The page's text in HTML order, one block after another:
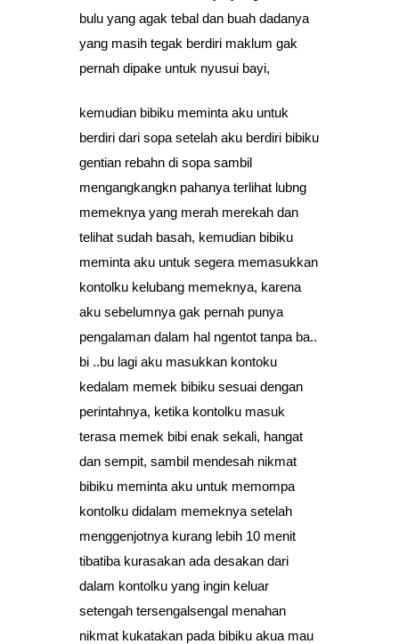
bulu yang agak tebal dan buah dadanya
yang masih tegak berdiri maklum gak
pernah dipake untuk nyusui bayi,
kemudian bibiku meminta aku untuk
berdiri dari sopa setelah aku berdiri bibiku
gentian rebahn di sopa sambil
mengangkangkn pahanya terlihat lubng
memeknya yang merah merekah dan
telihat sudah basah, kemudian bibiku
meminta aku untuk segera memasukkan
kontolku kelubang memeknya, karena
aku sebelumnya gak pernah punya
pengalaman dalam hal ngentot tanpa ba..
bi ..bu lagi aku masukkan kontoku
kedalam memek bibiku sesuai dengan
perintahnya, ketika kontolku masuk
terasa memek bibi enak sekali, hangat
dan sempit, sambil mendesah nikmat
bibiku meminta aku untuk memompa
kontolku didalam memeknya setelah
menggenjotnya kurang lebih 10 menit
tibatiba kurasakan ada desakan dari
dalam kontolku yang ingin keluar
setengah tersengalsengal menahan
nikmat kukatakan pada bibiku akua mau